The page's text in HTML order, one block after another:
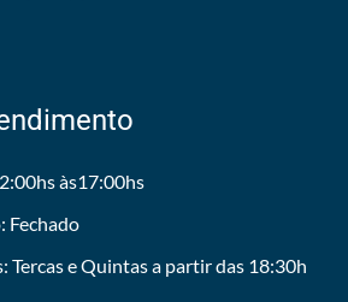
às17:00hs
Fechado
Tercas e Quintas a partir das 18:30h